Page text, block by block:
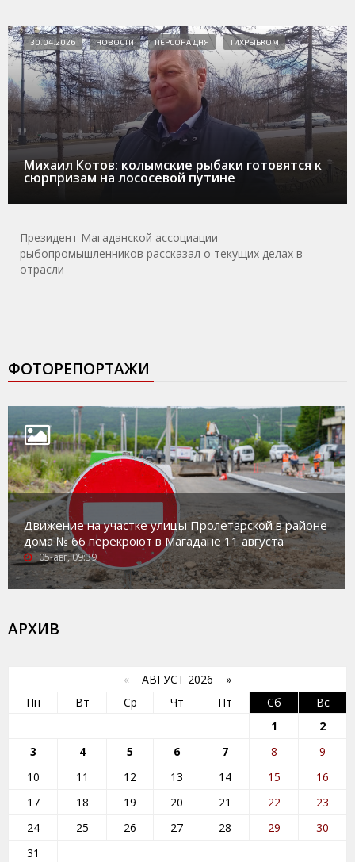
Михаил Котов: колымские рыбаки готовятся к
сюрпризам на лососевой путине
30.04.2026 НОВОСТИ ПЕРСОНА ДНЯ ТИХРЫБКОМ
Президент Магаданской ассоциации
рыбопромышленников рассказал о текущих делах в
отрасли
ФОТОРЕПОРТАЖИ
Движение на участке улицы Пролетарской в районе
дома № 66 перекроют в Магадане 11 августа
05-авг, 09:39
АРХИВ
« АВГУСТ 2026 »
Пн
Вт Ср Чт Пт Сб
Вс
1
2
3
4 5 6 7 8
9
10
11 12 13 14 15
16
17
18 19 20 21 22
23
24
25 26 27 28 29
30
31